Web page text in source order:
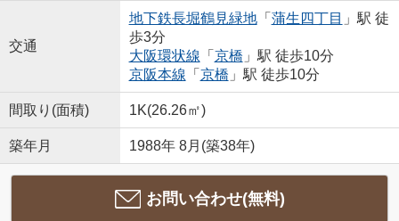
交通
地下鉄長堀鶴見緑地「 蒲生四丁目 」駅 徒
歩3分
大阪環状線 「 京橋 」駅 徒歩10分
京阪本線 「 京橋 」駅 徒歩10分
間取り(面積) 1K(26.26㎡)
築年月 1988年 8月(築38年)
お問い合わせ(無料)